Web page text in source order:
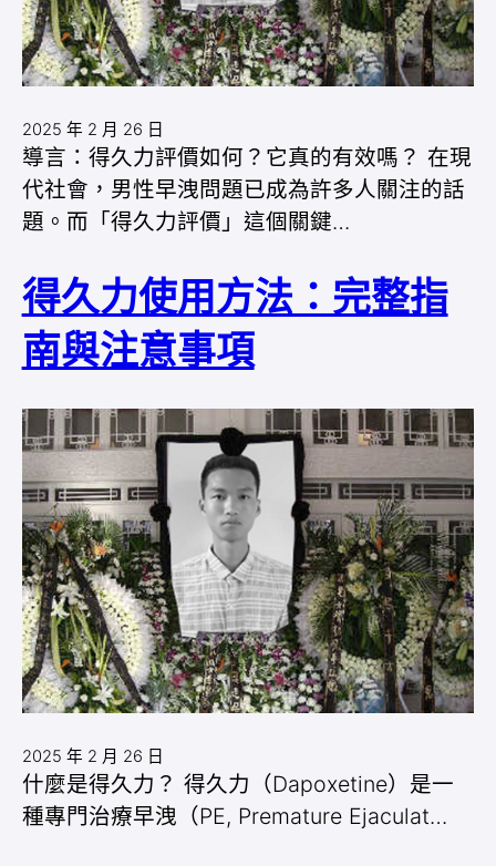
2025 年 2 月 26 日
導言：得久力評價如何？它真的有效嗎？ 在現
代社會，男性早洩問題已成為許多人關注的話
題。而「得久力評價」這個關鍵…
得久力使用方法：完整指
南與注意事項
2025 年 2 月 26 日
什麼是得久力？ 得久力（Dapoxetine）是一
種專門治療早洩（PE, Premature Ejaculat…